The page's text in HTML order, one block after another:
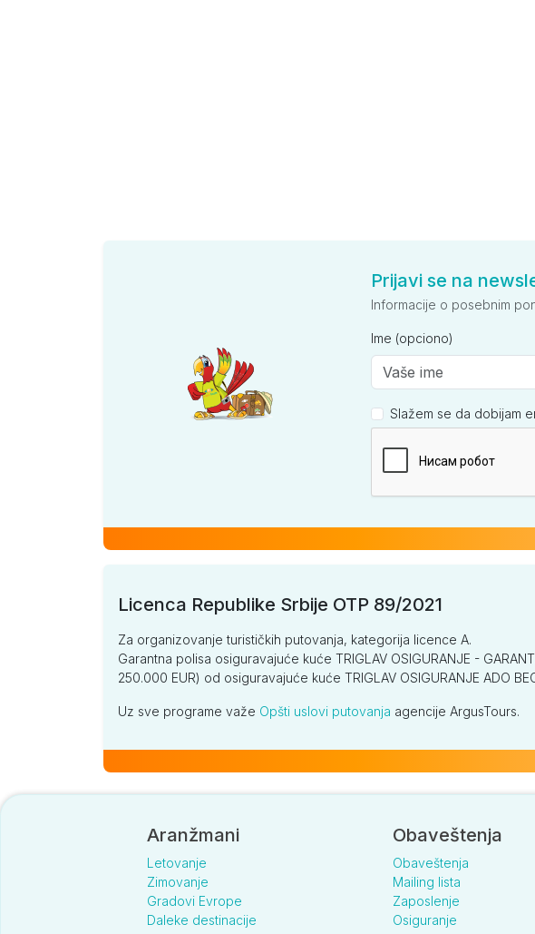
Prijavi se na
Informacije o posebnim
Ime (opciono)
Slažem se da dobijam
Licenca Republike Srbije OTP 89/2021
Za organizovanje turističkih putovanja, kategorija licence A.
Garantna polisa osiguravajuće kuće TRIGLAV OSIGURANJE -
250.000 EUR) od osiguravajuće kuće TRIGLAV OSIGURANJE ADO
Uz sve programe važe Opšti uslovi putovanja agencije ArgusTours.
Aranžmani
Letovanje
Zimovanje
Gradovi Evrope
Daleke destinacije
Obaveštenja
Obaveštenja
Mailing lista
Zaposlenje
Osiguranje